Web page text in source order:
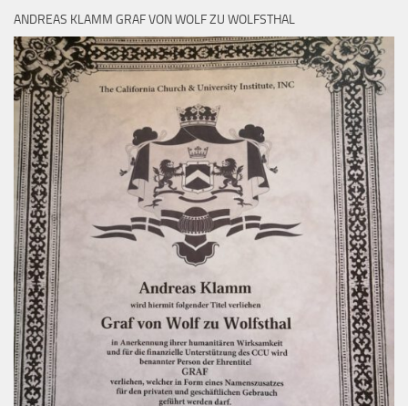
ANDREAS KLAMM GRAF VON WOLF ZU WOLFSTHAL